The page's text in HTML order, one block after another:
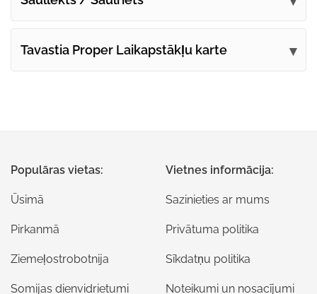
Tavastia Proper Laikapstākļu karte
Populāras vietas:
Ūsimā
Pirkanmā
Ziemeļostrobotnija
Somijas dienvidrietumi
Vietnes informācija:
Sazinieties ar mums
Privātuma politika
Sīkdatņu politika
Noteikumi un nosacījumi